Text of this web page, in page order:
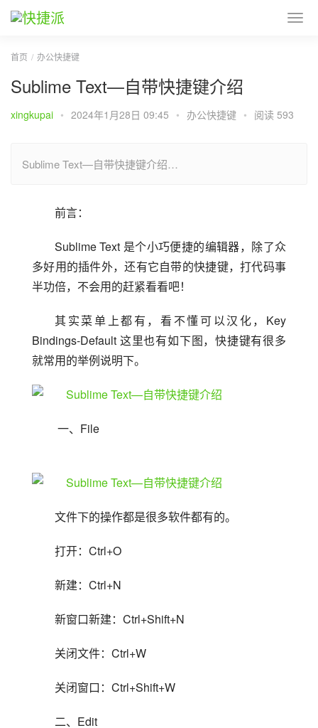
首页 办公快捷键
Sublime Text—自带快捷键介绍
xingkupai • 2024年1月28日 09:45 • 办公快捷键 • 阅读 593
Sublime Text—自带快捷键介绍…
前言：
Sublime Text 是个小巧便捷的编辑器，除了众
多好用的插件外，还有它自带的快捷键，打代码事
半功倍，不会用的赶紧看看吧！
其实菜单上都有，看不懂可以汉化，Key
Bindings-Default 这里也有如下图，快捷键有很多
就常用的举例说明下。
一、File
文件下的操作都是很多软件都有的。
打开：Ctrl+O
新建：Ctrl+N
新窗口新建：Ctrl+Shift+N
关闭文件：Ctrl+W
关闭窗口：Ctrl+Shift+W
二、Edit